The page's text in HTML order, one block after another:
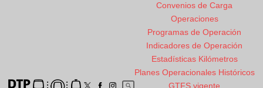
Convenios de Carga
Operaciones
Programas de Operación
Indicadores de Operación
Estadísticas Kilómetros
Planes Operacionales Históricos
GTFS vigente